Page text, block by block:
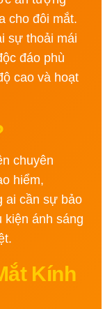
cho đôi mắt.
sự thoải mái
đáo phù
cao và hoạt
chuyên
hiểm,
ai cần sự bảo
kiện ánh sáng
Kính